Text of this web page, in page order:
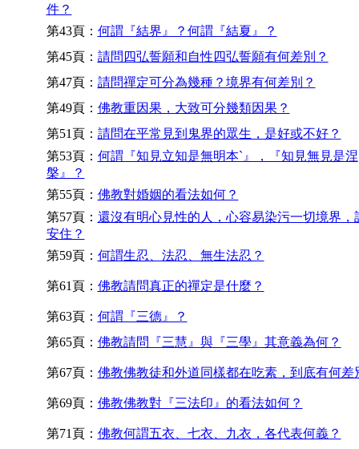
件？
第43頁： 何謂『結界』？何謂『結夏』？
第45頁： 請問四弘誓願和自性四弘誓願有何差別？
第47頁： 請問禪定可分為幾種？境界有何差別？
第49頁： 佛教重因果，大致可分幾類因果？
第51頁： 請問在平常見到鬼界的眾生，是好或不好？
第53頁： 何謂『知見立知是無明本`』，『知見無見是涅
槃』？
第55頁： 佛教對婚姻的看法如何？
第57頁： 還沒有明心見性的人，心容易染污一切境界，
安住？
第59頁： 何謂生忍、法忍、無生法忍？
第61頁： 佛教請問真正的禪定是什麼？
第63頁： 何謂『三德』？
第65頁： 佛教請問『三慧』與『三學』其意義為何？
第67頁： 佛教佛教徒和外道同樣都在吃素，到底有何差
第69頁： 佛教佛教對『三法印』的看法如何？
第71頁： 佛教何謂五衣、七衣、九衣，各代表何義？